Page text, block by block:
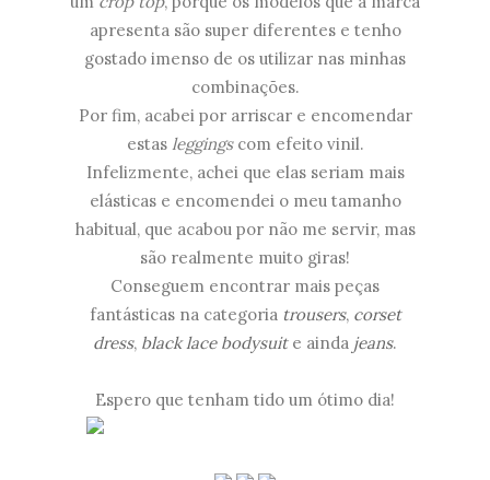
apresenta são super diferentes e tenho
gostado imenso de os utilizar nas minhas
combinações.
Por fim, acabei por arriscar e encomendar
estas leggings com efeito vinil.
Infelizmente, achei que elas seriam mais
elásticas e encomendei o meu tamanho
habitual, que acabou por não me servir, mas
são realmente muito giras!
Conseguem encontrar mais peças
fantásticas na categoria trousers, corset
dress, black lace bodysuite ainda jeans.
Espero que tenham tido um ótimo dia!